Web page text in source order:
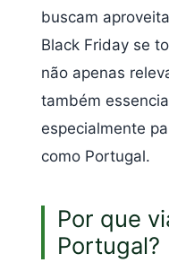
buscam
Black Friday se
não apenas
também
especialmente
como Portugal.
Por que
Portugal?